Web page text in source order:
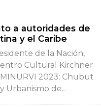
a autoridades de
y el Caribe
de la Nación,
Cultural Kirchner
2023: Chubut
Urbanismo de...